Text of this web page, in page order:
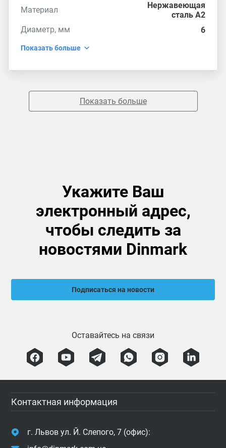
Материал
Нержавеющая
сталь А2
Диаметр, мм
6
Показать больше
Показать больше
Укажите Ваш
электронный адрес,
чтобы следить за
новостями Dinmark
Подписаться на новости
Оставайтесь на связи
Контактная информация
г. Львов ул. Й. Слепого, 7 (офис):